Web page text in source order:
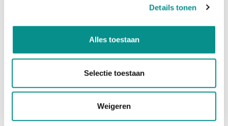
Details tonen
Alles toestaan
Selectie toestaan
Weigeren
aan bij Apple-hardware en zorgt voor een degelijke
afwerking. Met het vaste USB-C-kabeltje van circa 15
in een laptoptas of sleeve.
•4 x USB-A poorten (USB 3.2 Gen 1, tot 5 Gbps)
•Aansluiting via USB-C